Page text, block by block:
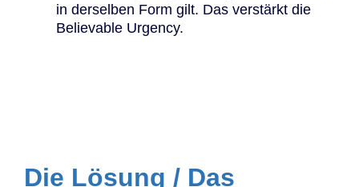
in derselben Form gilt. Das verstärkt die
Believable Urgency.
Die Lösung / Das